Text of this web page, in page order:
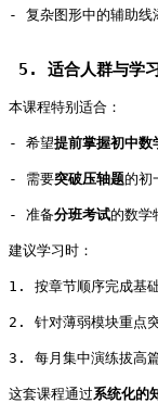
- 复杂图形中的辅助
5. 适合人群与
本课程特别适合：
- 希望提前掌握初中数
- 需要突破压轴题的
- 准备分班考试的数
建议学习时：
1. 按章节顺序完成
2. 针对薄弱模块重
3. 每月集中演练拔
这套课程通过系统化的